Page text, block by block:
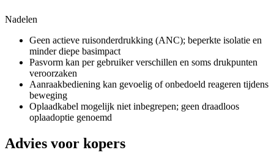
Nadelen
Geen actieve ruisonderdrukking (ANC); beperkte isolatie en
minder diepe basimpact
Pasvorm kan per gebruiker verschillen en soms drukpunten
veroorzaken
Aanraakbediening kan gevoelig of onbedoeld reageren tijdens
beweging
Oplaadkabel mogelijk niet inbegrepen; geen draadloos
oplaadoptie genoemd
Advies voor kopers